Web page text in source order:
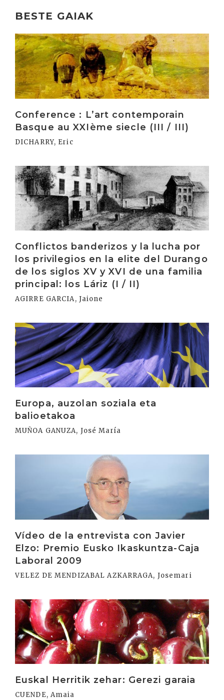
BESTE GAIAK
Conference : L’art contemporain
Basque au XXIème siecle (III / III)
DICHARRY, Eric
Irakurri
Conflictos banderizos y la lucha por
los privilegios en la elite del Durango
de los siglos XV y XVI de una familia
principal: los Láriz (I / II)
AGIRRE GARCIA, Jaione
Irakurri
Europa, auzolan soziala eta
balioetakoa
MUÑOA GANUZA, José María
Irakurri
Vídeo de la entrevista con Javier
Elzo: Premio Eusko Ikaskuntza-Caja
Laboral 2009
VELEZ DE MENDIZABAL AZKARRAGA, Josemari
Euskal Herritik zehar: Gerezi garaia
CUENDE, Amaia
Irakurri